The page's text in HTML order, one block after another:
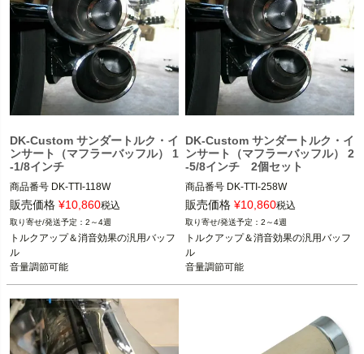
DK-Custom サンダートルク・イ
ンサート（マフラーバッフル） 1
-1/8インチ
商品番号 DK-TTI-118W
口径1.5インチ（38.1mm）以上マフラ
ー
DK-Custom
販売価格 ¥10,860税込
2～4週
トルクアップ＆消音効果の汎用バッフ
ル
音量調節可能
1-1/8インチ
DK-Custom サンダートルク・イ
ンサート（マフラーバッフル） 2
-5/8インチ 2個セット
商品番号 DK-TTI-258W
口径3インチ（76.2mm）以上マフラー
DK-Custom
販売価格 ¥10,860税込
2～4週
トルクアップ＆消音効果の汎用バッフ
ル
音量調節可能
2-5/8インチ